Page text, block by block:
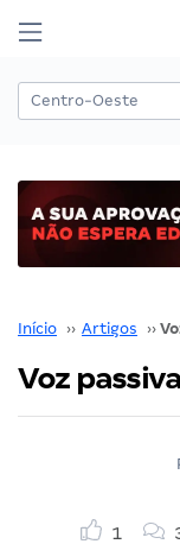
Início ›› Artigos ››
Voz
1